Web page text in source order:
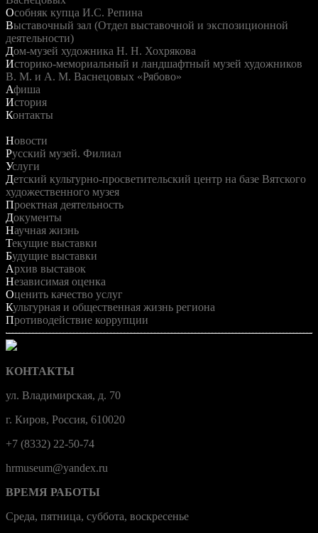
Особняк купца И.С. Репина
Выставочный зал (Отдел выставочной и экспозиционной
деятельности)
Дом-музей художника Н. Н. Хохрякова
Историко-мемориальный и ландшафтный музей художников
В. М. и А. М. Васнецовых «Рябово»
Афиша
История
Контакты
Новости
Русский музей. Филиал
Услуги
Детский культурно-просветительский центр на базе Вятского
художественного музея
Проектная деятельность
Документы
Научная жизнь
Текущие выставки
Будущие выставки
Архив выставок
Независимая оценка
Оценить качество услуг
Культурная и общественная жизнь региона
Противодействие коррупции
КОНТАКТЫ
ул. Владимирская, д. 70
г. Киров, Россия, 610020
+7 (8332) 22-50-74
hrmuseum@yandex.ru
ВРЕМЯ РАБОТЫ
Среда, пятница, суббота, воскресенье